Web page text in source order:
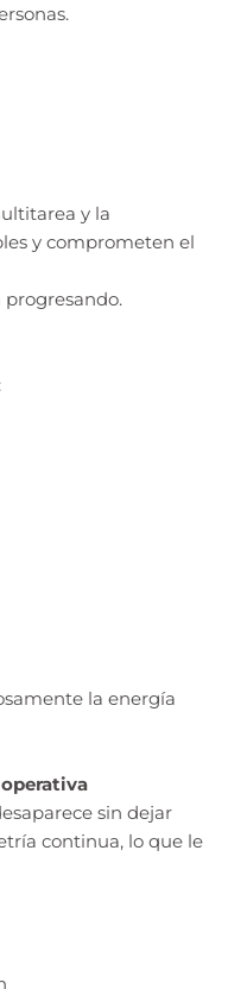
y la
y comprometen el
la energía
sin dejar
continua, lo que le